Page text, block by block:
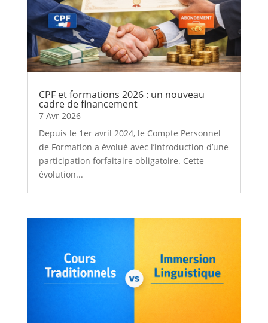
CPF et formations 2026 : un nouveau
cadre de financement
7 Avr 2026
Depuis le 1er avril 2024, le Compte Personnel
de Formation a évolué avec l’introduction d’une
participation forfaitaire obligatoire. Cette
évolution...